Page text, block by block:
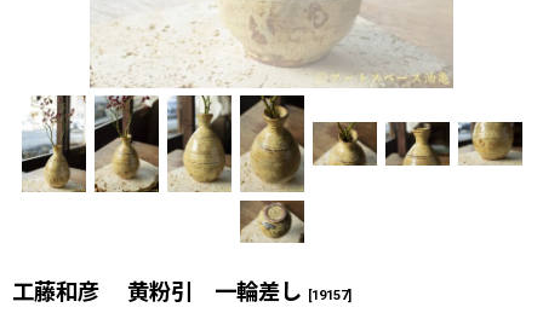
工藤和彦 黄粉引 一輪差し [19157]